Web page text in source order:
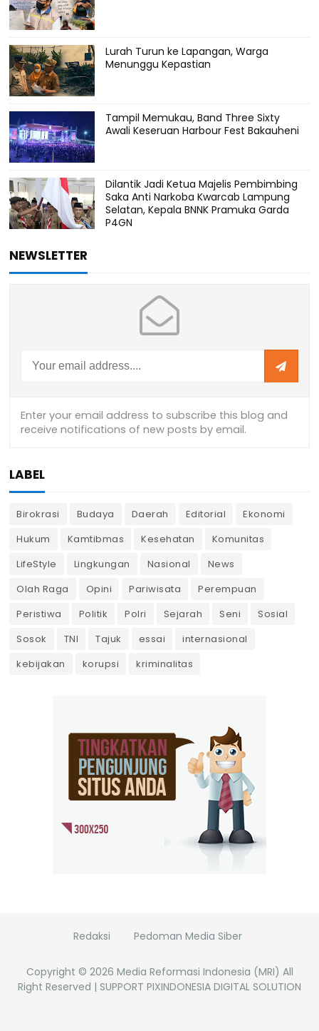
Lurah Turun ke Lapangan, Warga
Menunggu Kepastian
Tampil Memukau, Band Three Sixty
Awali Keseruan Harbour Fest Bakauheni
Dilantik Jadi Ketua Majelis Pembimbing
Saka Anti Narkoba Kwarcab Lampung
Selatan, Kepala BNNK Pramuka Garda
P4GN
NEWSLETTER
LABEL
Birokrasi Budaya Daerah Editorial
Ekonomi
Hukum
Kamtibmas Kesehatan
Komunitas
LifeStyle
Lingkungan Nasional
News
Olah Raga
Opini Pariwisata
Perempuan
Peristiwa
Politik Polri Sejarah Seni
Sosial
Sosok
TNI Tajuk essai
internasional
kebijakan
korupsi kriminalitas
Redaksi Pedoman Media Siber
Copyright © 2026 Media Reformasi Indonesia (MRI) All
Right Reserved | SUPPORT PIXINDONESIA DIGITAL SOLUTION